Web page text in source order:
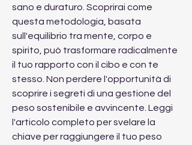
sano e duraturo. Scoprirai come
questa metodologia, basata
sull'equilibrio tra mente, corpo e
spirito, può trasformare radicalmente
il tuo rapporto con il cibo e con te
stesso. Non perdere l'opportunità di
scoprire i segreti di una gestione del
peso sostenibile e avvincente. Leggi
l'articolo completo per svelare la
chiave per raggiungere il tuo peso